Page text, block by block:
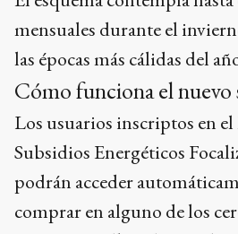
mensuales durante el
las épocas más cálidas del
Cómo funciona el nuevo
Los usuarios inscriptos en
Subsidios Energéticos
podrán acceder
comprar en alguno de los